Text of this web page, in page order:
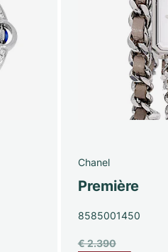
Chanel
Première
8585001450
€ 2.390